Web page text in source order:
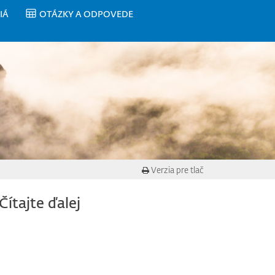
OTÁZKY A ODPOVEDE
Verzia pre tlač
ďalej